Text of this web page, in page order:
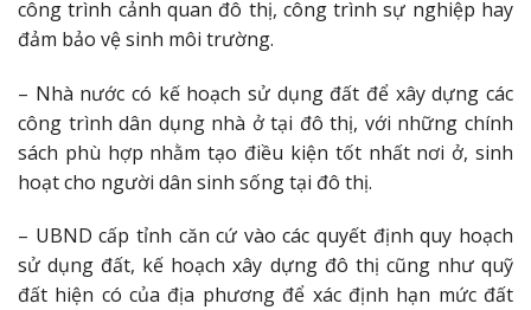
công trình cảnh quan đô thị, công trình sự nghiệp hay
đảm bảo vệ sinh môi trường.
– Nhà nước có kế hoạch sử dụng đất để xây dựng các
công trình dân dụng nhà ở tại đô thị, với những chính
sách phù hợp nhằm tạo điều kiện tốt nhất nơi ở, sinh
hoạt cho người dân sinh sống tại đô thị.
– UBND cấp tỉnh căn cứ vào các quyết định quy hoạch
sử dụng đất, kế hoạch xây dựng đô thị cũng như quỹ
đất hiện có của địa phương để xác định hạn mức đất